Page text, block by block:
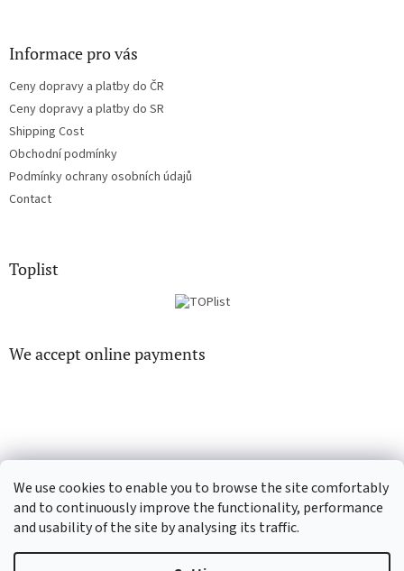
We use cookies to enable you to browse the site comfortably
and to continuously improve the functionality, performance
and usability of the site by analysing its traffic.
Informace pro vás
Ceny dopravy a platby do ČR
Ceny dopravy a platby do SR
Shipping Cost
Obchodní podmínky
Podmínky ochrany osobních údajů
Contact
Toplist
We accept online payments
Created by Shoptet